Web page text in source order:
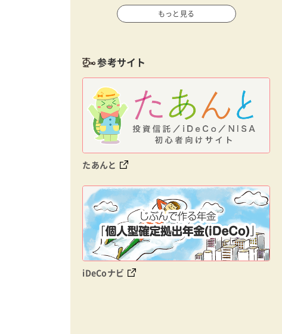
もっと見る
参考サイト
たあんと
iDeCoナビ